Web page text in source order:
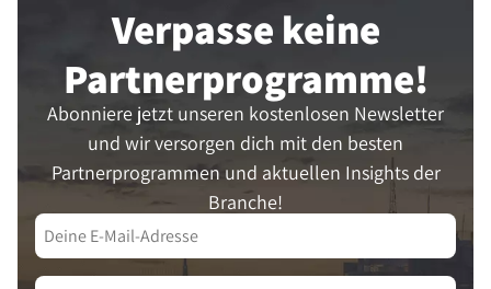
Verpasse keine
Partner­programme!
Abonniere jetzt unseren kostenlosen Newsletter
und wir versorgen dich mit den besten
Partnerprogrammen und aktuellen Insights der
Branche!